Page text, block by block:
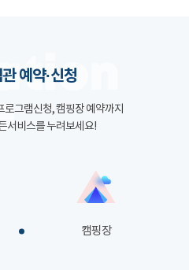
예약·신청
로그램신청, 캠핑장 예약까지
서비스를 누려보세요!
캠핑장